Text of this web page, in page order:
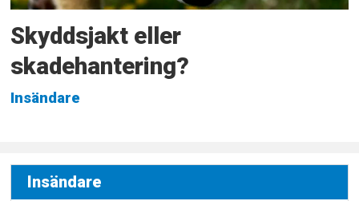
Skyddsjakt eller
skadehantering?
Insändare
Insändare